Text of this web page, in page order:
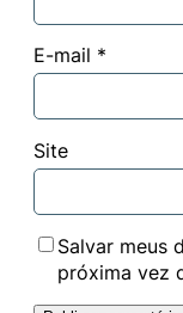
E-mail *
Site
Salvar meus
próxima vez